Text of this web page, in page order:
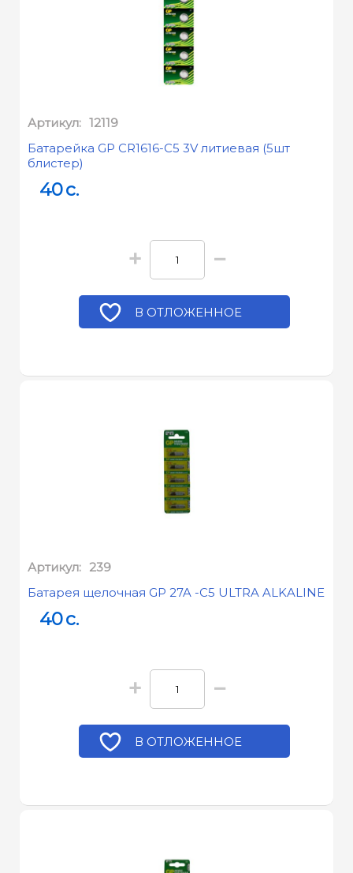
Артикул: 12119
Батарейка GP CR1616-C5 3V литиевая (5шт
блистер)
40c.
+ −
В ОТЛОЖЕННОЕ
Артикул: 239
Батарея щелочная GP 27A -C5 ULTRA ALKALINE
40c.
+ −
В ОТЛОЖЕННОЕ